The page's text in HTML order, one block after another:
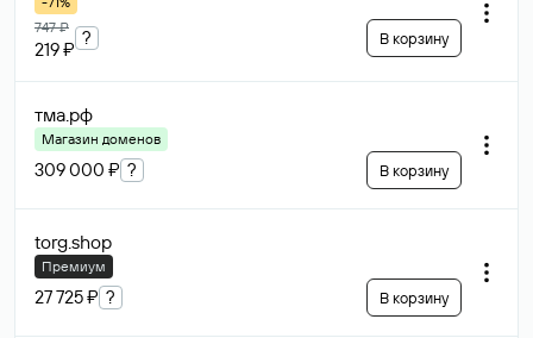
747 ₽
219 ₽
? В корзину
тма.рф
Магазин доменов
309 000 ₽ ? В корзину
torg.shop
Премиум
27 725 ₽ ? В корзину